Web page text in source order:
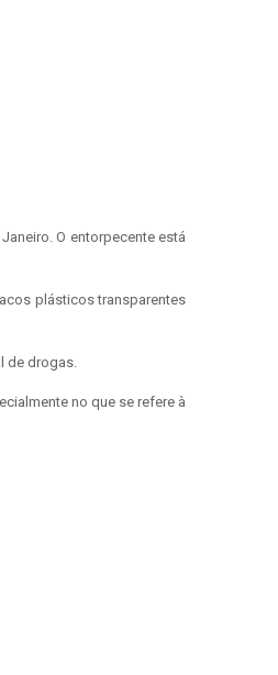
O entorpecente está
plásticos transparentes
de drogas.
no que se refere à